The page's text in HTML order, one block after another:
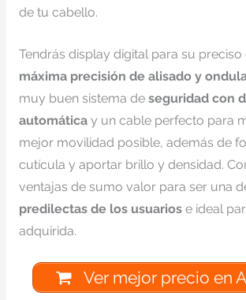
de tu cabello.
Tendrás display digital para su
máxima precisión de alisado y
muy buen sistema de seguridad con
automáticay un cable perfecto para
mejor movilidad posible, además de
cutícula y aportar brillo y densidad.
ventajas de sumo valor para ser una
predilectas de los usuariose ideal
adquirida.
Ver mejor precio en